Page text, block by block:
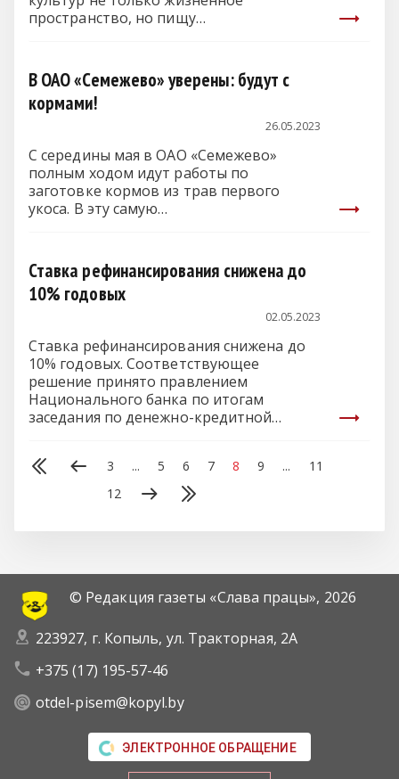
пространство, но пищу…
В ОАО «Семежево» уверены: будут с
кормами!
26.05.2023
С середины мая в ОАО «Семежево»
полным ходом идут работы по
заготовке кормов из трав первого
укоса. В эту самую…
Ставка рефинансирования снижена до
10% годовых
02.05.2023
Ставка рефинансирования снижена до
10% годовых. Соответствующее
решение принято правлением
Национального банка по итогам
заседания по денежно-кредитной
3 ... 5 6 7 8 9 ...
11
12
© Редакция газеты «Слава працы», 2026
223927, г. Копыль, ул. Тракторная, 2А
+375 (17) 195-57-46
otdel-pisem@kopyl.by
ЭЛЕКТРОННОЕ ОБРАЩЕНИЕ